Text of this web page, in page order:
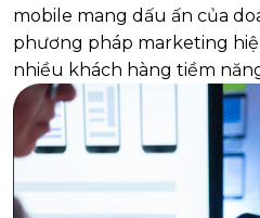
mobile mang dấu ấn của
phương pháp marketing
nhiều khách hàng tiềm